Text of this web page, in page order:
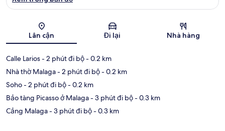
Bản đồ
Lân cận Đi lại Nhà hàng
Calle Larios- 2 phút đi bộ- 0.2 km
Nhà thờ Malaga- 2 phút đi bộ- 0.2 km
Soho- 2 phút đi bộ- 0.2 km
Bảo tàng Picasso ở Malaga- 3 phút đi bộ- 0.3 km
Cảng Malaga- 3 phút đi bộ- 0.3 km